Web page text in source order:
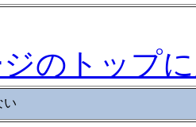
のトップ
い